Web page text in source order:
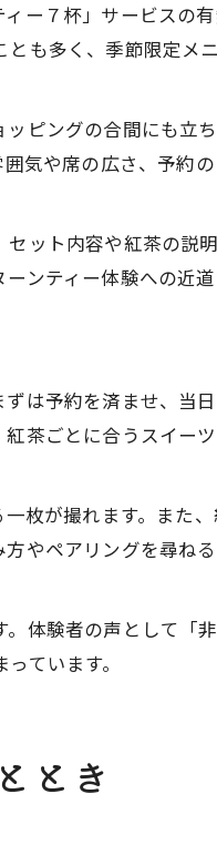
ー７杯」サービスの
も多く、季節限定メ
ピングの合間にも立ち
気や席の広さ、予約
ット内容や紅茶の説
ンティー体験への近道
は予約を済ませ、当
茶ごとに合うスイー
枚が撮れます。また
やペアリングを尋ね
体験者の声として「
ています。
とき